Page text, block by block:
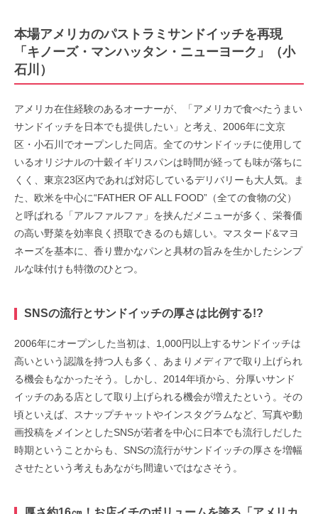
本場アメリカのパストラミサンドイッチを再現
「キノーズ・マンハッタン・ニューヨーク」（小
石川）
アメリカ在住経験のあるオーナーが、「アメリカで食べたうまい
サンドイッチを日本でも提供したい」と考え、2006年に文京
区・小石川でオープンした同店。全てのサンドイッチに使用して
いるオリジナルの十穀イギリスパンは時間が経っても味が落ちに
くく、東京23区内であれば対応しているデリバリーも大人気。ま
た、欧米を中心に“FATHER OF ALL FOOD”（全ての食物の父）
と呼ばれる「アルファルファ」を挟んだメニューが多く、栄養価
の高い野菜を効率良く摂取できるのも嬉しい。マスタード&マヨ
ネーズを基本に、香り豊かなパンと具材の旨みを生かしたシンプ
ルな味付けも特徴のひとつ。
SNSの流行とサンドイッチの厚さは比例する!?
2006年にオープンした当初は、1,000円以上するサンドイッチは
高いという認識を持つ人も多く、あまりメディアで取り上げられ
る機会もなかったそう。しかし、2014年頃から、分厚いサンド
イッチのある店として取り上げられる機会が増えたという。その
頃といえば、スナップチャットやインスタグラムなど、写真や動
画投稿をメインとしたSNSが若者を中心に日本でも流行しだした
時期ということからも、SNSの流行がサンドイッチの厚さを増幅
させたという考えもあながち間違いではなさそう。